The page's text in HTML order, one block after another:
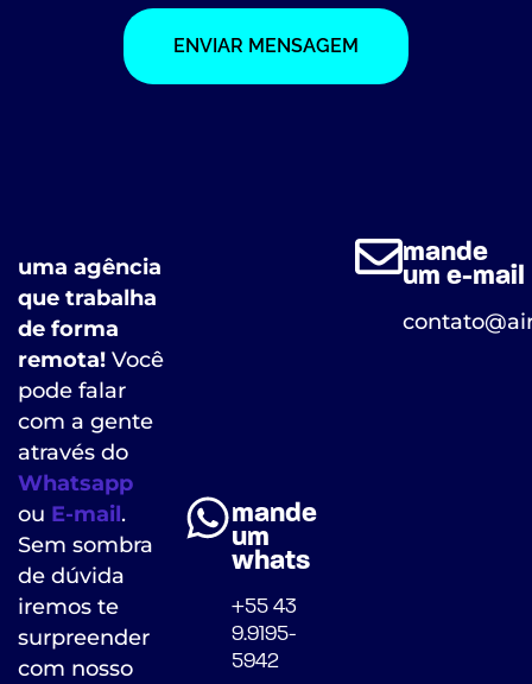
ENVIAR MENSAGEM
uma agência
que trabalha
de forma
remota! Você
pode falar
com a gente
através do
Whatsapp
ou E-mail.
Sem sombra
de dúvida
iremos te
surpreender
com nosso
mande
um
whats
+55 43
9.9195-
5942
mande
um e-mail